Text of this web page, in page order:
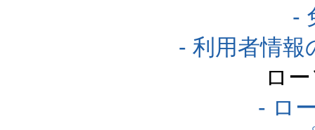
-
- 利用者情報
ロ
- ロ